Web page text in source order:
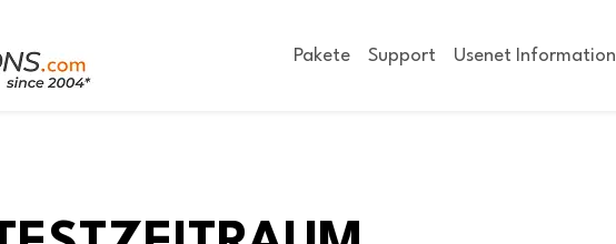
Pakete Support Usenet Information